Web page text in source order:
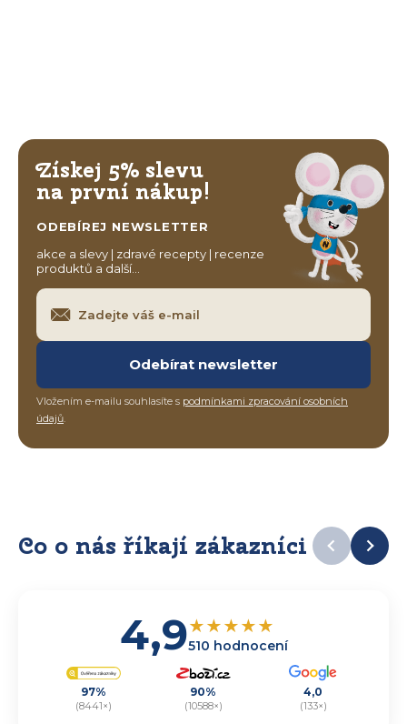
Získej 5% slevu
na první nákup!
ODEBÍREJ NEWSLETTER
akce a slevy | zdravé recepty | recenze
produktů a další…
Odebírat newsletter
Vložením e-mailu souhlasíte s podmínkami zpracování osobních
údajů.
Co o nás říkají zákazníci
4,9★★★★★
510 hodnocení
97%
(8441×)
90%
(10588×)
4,0
(133×)